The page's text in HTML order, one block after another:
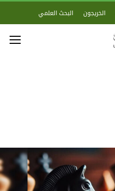
الخريجون البحث العلمي